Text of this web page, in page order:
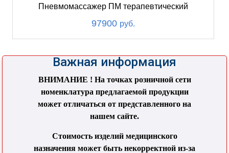
Пневмомассажер ПМ терапевтический
97900 руб.
Важная информация
ВНИМАНИЕ ! На точках розничной сети
номенклатура предлагаемой продукции
может отличаться от представленного на
нашем сайте.
Стоимость изделий медицинского
назначения может быть некорректной из-за